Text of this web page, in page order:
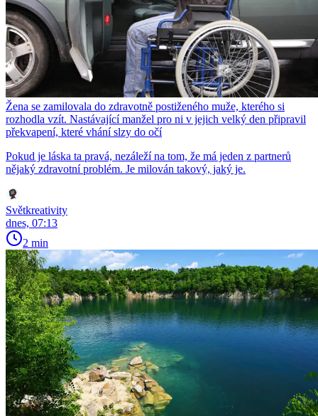
Žena se zamilovala do zdravotně postiženého muže, kterého si
rozhodla vzít. Nastávající manžel pro ni v jejich velký den připravil
překvapení, které vhání slzy do očí
Pokud je láska ta pravá, nezáleží na tom, že má jeden z partnerů
nějaký zdravotní problém. Je milován takový, jaký je.
Světkreativity
dnes, 07:13
2 min